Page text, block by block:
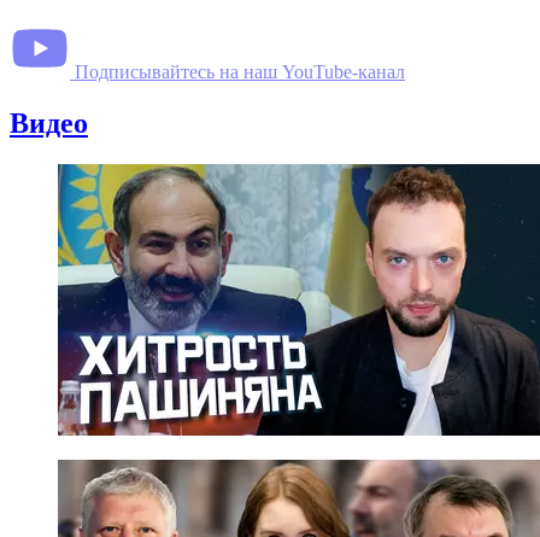
Подписывайтесь на наш YouTube-канал
Видео